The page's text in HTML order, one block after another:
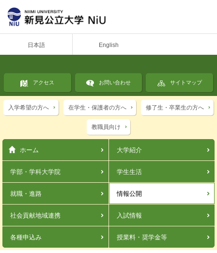
日本語 English
アクセス お問い合わせ サイトマップ
入学希望の方へ 在学生・保護者の方へ 修了生・卒業生の方へ
教職員向け
ホーム 大学紹介
学部・学科大学院 学生生活
就職・進路 情報公開
社会貢献地域連携 入試情報
各種申込み 授業料・奨学金等